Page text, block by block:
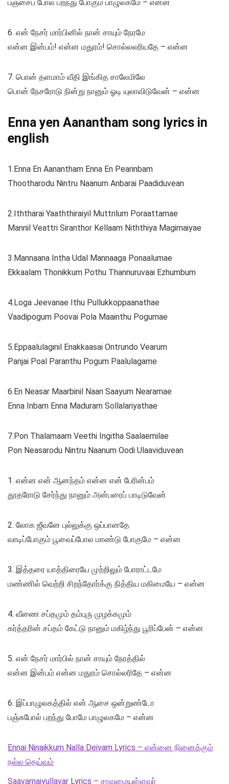
பஞ்சைப் போல் பறந்து போகும் பாழுலகமே – என்ன
6. என் நேசர் மார்பினில் நான் சாயும் நேரமே
என்ன இன்பம்! என்ன மதுரம்! சொல்லலரியதே – என்ன
7. பொன் தளமாம் வீதி இங்கித சாலேமிலே
பொன் நேசரோடு நின்று நானும் ஓடி யுலாவிடுவேன் – என்ன
Enna yen Aanantham song lyrics in
english
1.Enna En Aanantham Enna En Pearinbam
Thootharodu Nintru Naanum Anbarai Paadiduvean
2.Iththarai Yaaththiraiyil Muttrilum Poraattamae
Mannil Veattri Siranthor Kellaam Niththiya Magimaiyae
3.Mannaana Intha Udal Mannaaga Ponaalumae
Ekkaalam Thonikkum Pothu Thannuruvaai Ezhumbum
4.Loga Jeevanae Ithu Pullukkoppaanathae
Vaadipogum Poovai Pola Maainthu Pogumae
5.Eppaalulaginil Enakkaasai Ontrundo Vearum
Panjai Poal Paranthu Pogum Paalulagame
6.En Neasar Maarbinil Naan Saayum Nearamae
Enna Inbam Enna Maduram Sollalariyathae
7.Pon Thalamaam Veethi Ingitha Saalaemilae
Pon Neasarodu Nintru Naanum Oodi Ulaaviduvean
1. என்ன என் ஆனந்தம் என்ன என் பேரின்பம்
தூதரோடு சேர்ந்து நானும் அன்பரைப் பாடிடுவேன்
2. லோக ஜீவனே புல்லுக்கு ஒப்பானதே
வாடிப்போகும் பூவைப்போல மாண்டு போகுமே – என்ன
3. இத்தரை யாத்திரையே முற்றிலும் போராட்டமே
மண்ணில் வெற்றி சிறந்தோர்க்கு நித்திய மகிமையே – என்ன
4. வீணை சப்தமும் தம்புரு முழக்கமும்
கர்த்தரின் சப்தம் கேட்டு நானும் மகிழ்ந்து பூரிப்பேன் – என்ன
5. என் நேசர் மார்பில் நான் சாயும் நேரத்தில்
என்ன இன்பம் என்ன மதுரம் சொல்லரிதே – என்ன
6. இப்பாழுலகத்தில் என் ஆசை ஒன்றுண்டோ
பஞ்சுபோல் பறந்து போமே பாழுலகமே – என்ன
Ennai Ninaikkum Nalla Deivam Lyrics – என்னை நினைக்கும்
நல்ல தெய்வம்
Saavamaiyullavar Lyrics – சாவமையுள்ளவர்